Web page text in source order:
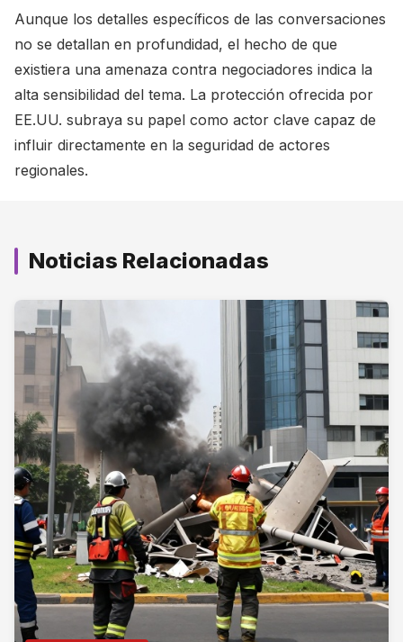
Aunque los detalles específicos de las conversaciones
no se detallan en profundidad, el hecho de que
existiera una amenaza contra negociadores indica la
alta sensibilidad del tema. La protección ofrecida por
EE.UU. subraya su papel como actor clave capaz de
influir directamente en la seguridad de actores
regionales.
Noticias Relacionadas